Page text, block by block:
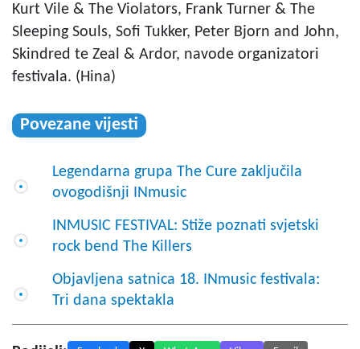
Kurt Vile & The Violators, Frank Turner & The
Sleeping Souls, Sofi Tukker, Peter Bjorn and John,
Skindred te Zeal & Ardor, navode organizatori
festivala. (Hina)
Povezane vijesti
Legendarna grupa The Cure zaključila
ovogodišnji INmusic
INMUSIC FESTIVAL: Stiže poznati svjetski
rock bend The Killers
Objavljena satnica 18. INmusic festivala:
Tri dana spektakla